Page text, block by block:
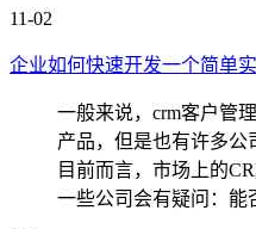
11-02
企业如何快速开发一个简单
一般来说，crm客户管
产品，但是也有许多公
目前而言，市场上的
一些公司会有疑问：能